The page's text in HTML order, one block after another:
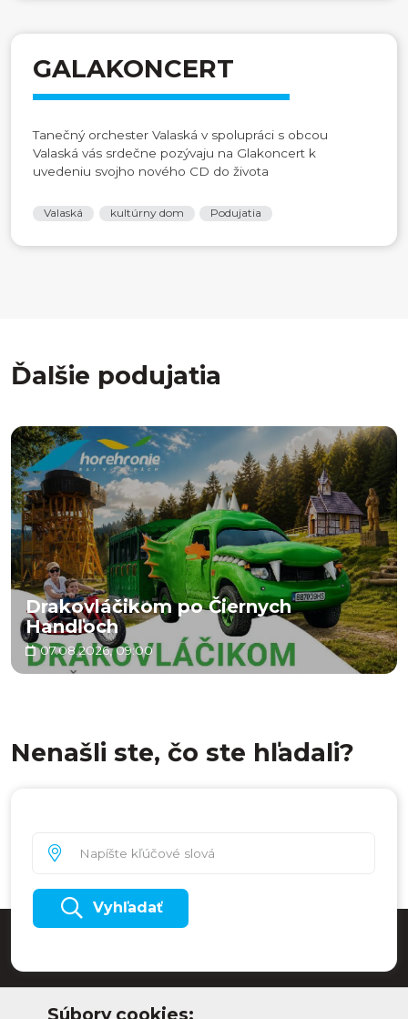
GALAKONCERT
Tanečný orchester Valaská v spolupráci s obcou
Valaská vás srdečne pozývaju na Glakoncert k
uvedeniu svojho nového CD do života
Valaská kultúrny dom Podujatia
Ďalšie podujatia
Drakovláčikom po Čiernych
Handľoch
07.08.2026, 09:00
Nenašli ste, čo ste hľadali?
Vyhľadať